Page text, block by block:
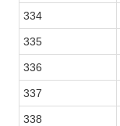
334
335
336
337
338